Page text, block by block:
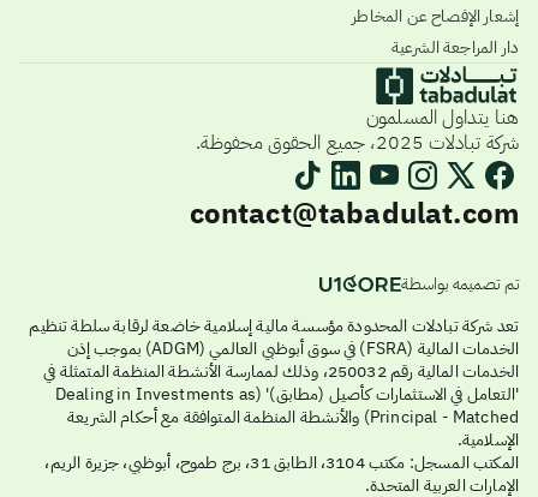
إشعار الإفصاح عن المخاطر
دار المراجعة الشرعية
هنا يتداول المسلمون
شركة تبادلات 2025، جميع الحقوق محفوظة.
contact@tabadulat.com
تم تصميمه بواسطة
تعد شركة تبادلات المحدودة مؤسسة مالية إسلامية خاضعة لرقابة سلطة تنظيم
الخدمات المالية (FSRA) في سوق أبوظبي العالمي (ADGM) بموجب إذن
الخدمات المالية رقم 250032، وذلك لممارسة الأنشطة المنظمة المتمثلة في
'التعامل في الاستثمارات كأصيل (مطابق)' (Dealing in Investments as
Principal - Matched) والأنشطة المنظمة المتوافقة مع أحكام الشريعة
الإسلامية.
المكتب المسجل: مكتب 3104، الطابق 31، برج طموح، أبوظبي، جزيرة الريم،
الإمارات العربية المتحدة.